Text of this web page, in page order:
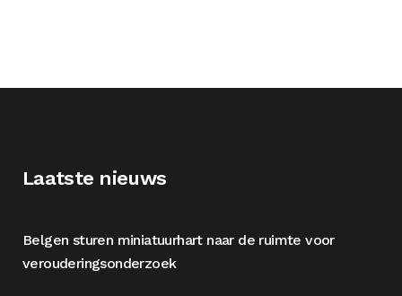
Laatste nieuws
Belgen sturen miniatuurhart naar de ruimte voor
verouderingsonderzoek